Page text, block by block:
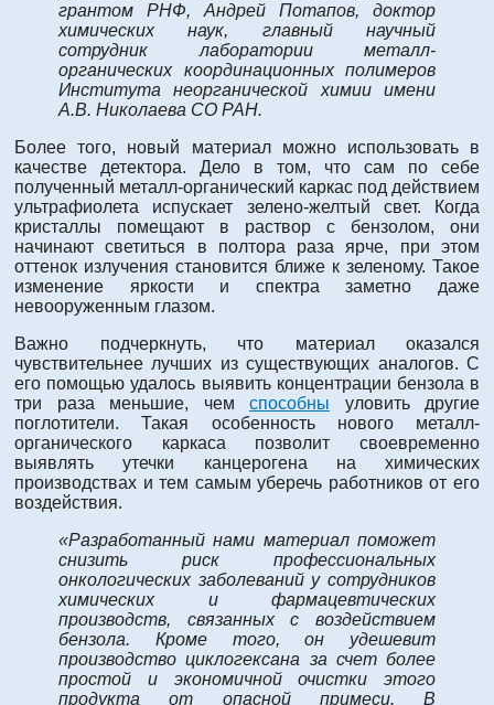
грантом РНФ, Андрей Потапов, доктор
химических наук, главный научный
сотрудник лаборатории металл-
органических координационных полимеров
Института неорганической химии имени
А.В. Николаева СО РАН.
Более того, новый материал можно использовать в
качестве детектора. Дело в том, что сам по себе
полученный металл-органический каркас под действием
ультрафиолета испускает зелено-желтый свет. Когда
кристаллы помещают в раствор с бензолом, они
начинают светиться в полтора раза ярче, при этом
оттенок излучения становится ближе к зеленому. Такое
изменение яркости и спектра заметно даже
невооруженным глазом.
Важно подчеркнуть, что материал оказался
чувствительнее лучших из существующих аналогов. С
его помощью удалось выявить концентрации бензола в
три раза меньшие, чем способны уловить другие
поглотители. Такая особенность нового металл-
органического каркаса позволит своевременно
выявлять утечки канцерогена на химических
производствах и тем самым уберечь работников от его
воздействия.
«Разработанный нами материал поможет
снизить риск профессиональных
онкологических заболеваний у сотрудников
химических и фармацевтических
производств, связанных с воздействием
бензола. Кроме того, он удешевит
производство циклогексана за счет более
простой и экономичной очистки этого
продукта от опасной примеси. В